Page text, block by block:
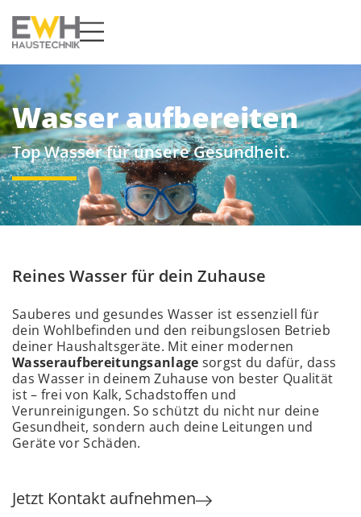
Wasser aufbereiten
Top Wasser für unsere Gesundheit.
Reines Wasser für dein Zuhause
Sauberes und gesundes Wasser ist essenziell für
dein Wohlbefinden und den reibungslosen Betrieb
deiner Haushaltsgeräte. Mit einer modernen
Wasseraufbereitungsanlage sorgst du dafür, dass
das Wasser in deinem Zuhause von bester Qualität
ist – frei von Kalk, Schadstoffen und
Verunreinigungen. So schützt du nicht nur deine
Gesundheit, sondern auch deine Leitungen und
Geräte vor Schäden.
Jetzt Kontakt aufnehmen